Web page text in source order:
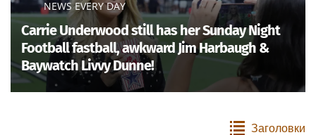
NEWS EVERY DAY
Carrie Underwood still has her Sunday Night
Football fastball, awkward Jim Harbaugh &
Baywatch Livvy Dunne!
Заголовки